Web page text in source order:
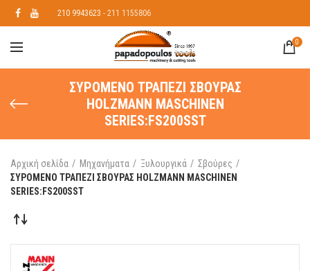
210 9943623 - 211 1155806
0
ΣΥΡOΜΕΝΟ ΤΡΑΠΕΖΙ ΣΒΟΥΡΑΣ
HOLZMANN MASCHINEN
SERIES:FS200SST
Αρχική σελίδα Μηχανήματα Ξυλουργικά
Σβούρες
ΣΥΡOΜΕΝΟ ΤΡΑΠΕΖΙ ΣΒΟΥΡΑΣ HOLZMANN MASCHINEN
SERIES:FS200SST